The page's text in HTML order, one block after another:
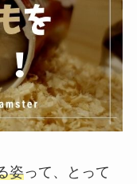
姿って、とって